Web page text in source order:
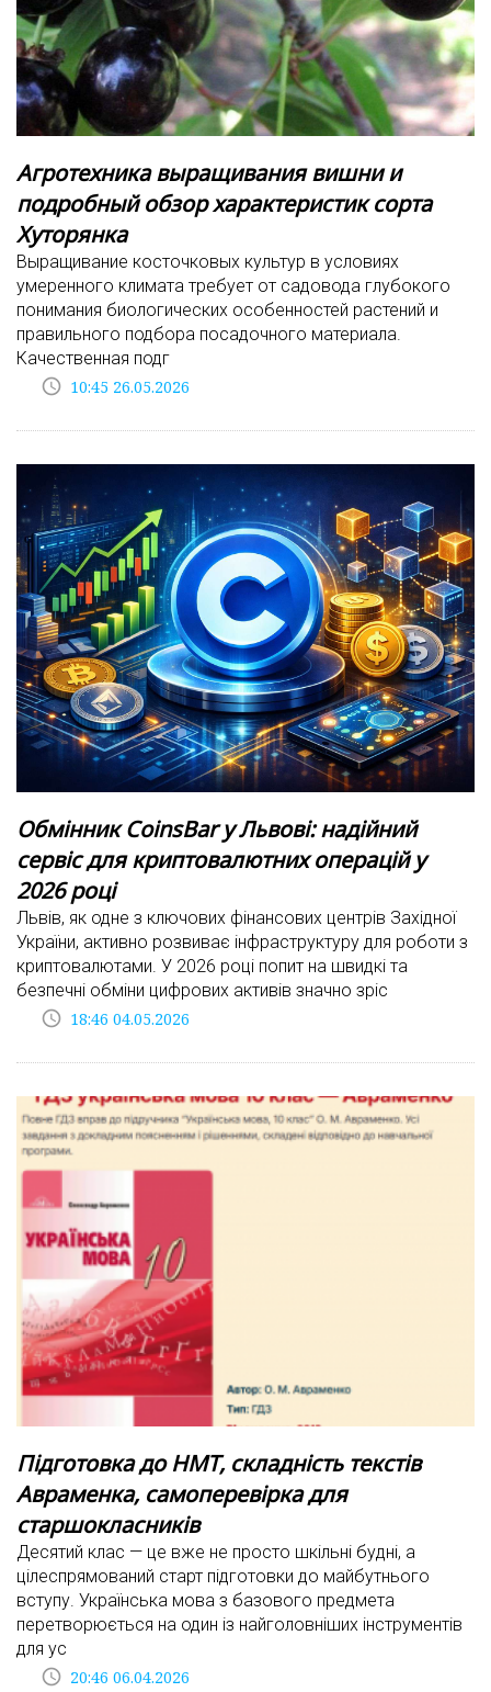
Агротехника выращивания вишни и
подробный обзор характеристик сорта
Хуторянка
Выращивание косточковых культур в условиях
умеренного климата требует от садовода глубокого
понимания биологических особенностей растений и
правильного подбора посадочного материала.
Качественная подг
access_time 10:45 26.05.2026
Обмінник CoinsBar у Львові: надійний
сервіс для криптовалютних операцій у
2026 році
Львів, як одне з ключових фінансових центрів Західної
України, активно розвиває інфраструктуру для роботи з
криптовалютами. У 2026 році попит на швидкі та
безпечні обміни цифрових активів значно зріс
access_time 18:46 04.05.2026
Підготовка до НМТ, складність текстів
Авраменка, самоперевірка для
старшокласників
Десятий клас — це вже не просто шкільні будні, а
цілеспрямований старт підготовки до майбутнього
вступу. Українська мова з базового предмета
перетворюється на один із найголовніших інструментів
для ус
access_time 20:46 06.04.2026